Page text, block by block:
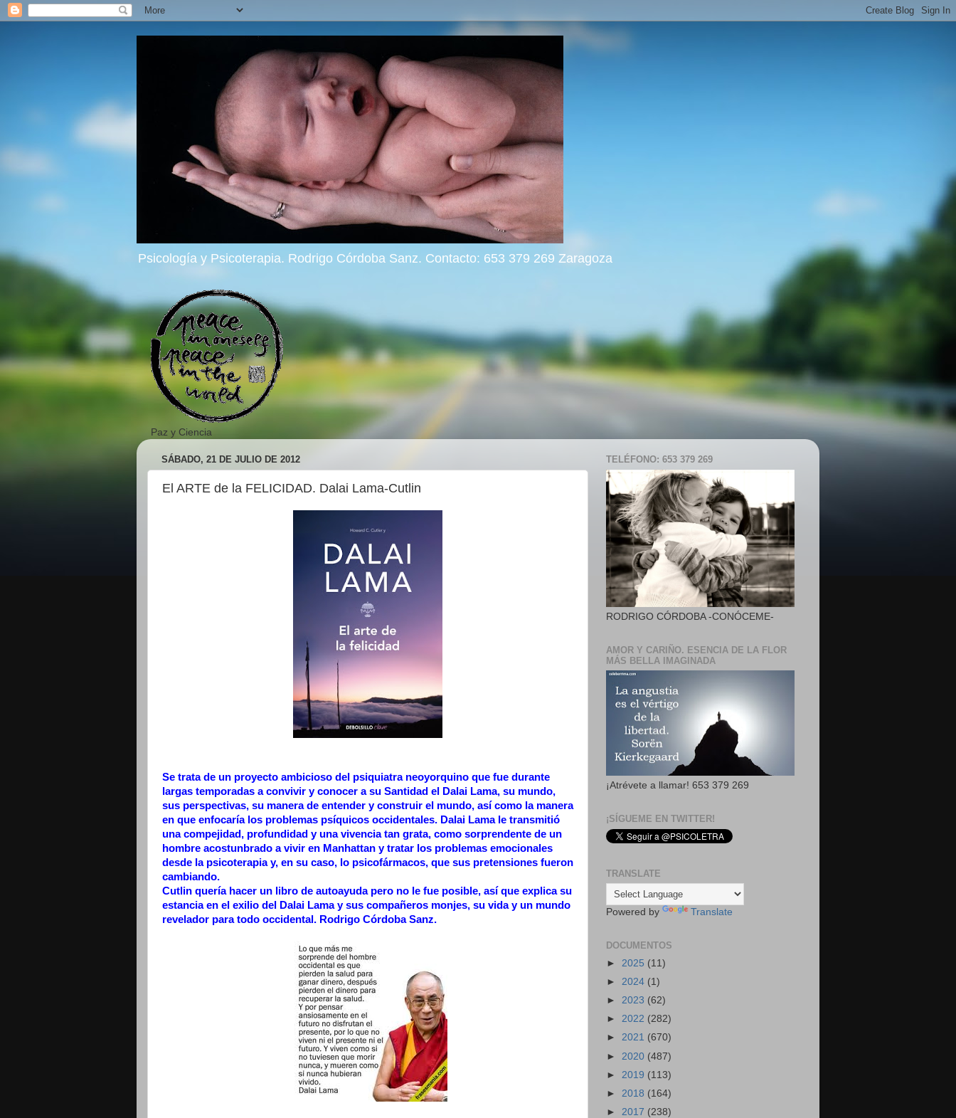
Psicología y Psicoterapia. Rodrigo Córdoba Sanz. Contacto: 653 379 269 Zaragoza
Paz y Ciencia
SÁBADO, 21 DE JULIO DE 2012
El ARTE de la FELICIDAD. Dalai Lama-Cutlin
Se trata de un proyecto ambicioso del psiquiatra neoyorquino que fue durante
largas temporadas a convivir y conocer a su Santidad el Dalai Lama, su mundo,
sus perspectivas, su manera de entender y construir el mundo, así como la manera
en que enfocaría los problemas psíquicos occidentales. Dalai Lama le transmitió
una compejidad, profundidad y una vivencia tan grata, como sorprendente de un
hombre acostunbrado a vivir en Manhattan y tratar los problemas emocionales
desde la psicoterapia y, en su caso, lo psicofármacos, que sus pretensiones fueron
cambiando.
Cutlin quería hacer un libro de autoayuda pero no le fue posible, así que explica su
estancia en el exilio del Dalai Lama y sus compañeros monjes, su vida y un mundo
revelador para todo occidental. Rodrigo Córdoba Sanz.
TELÉFONO: 653 379 269
RODRIGO CÓRDOBA -CONÓCEME-
AMOR Y CARIÑO. ESENCIA DE LA FLOR
MÁS BELLA IMAGINADA
¡Atrévete a llamar! 653 379 269
¡SÍGUEME EN TWITTER!
TRANSLATE
Powered by Translate
DOCUMENTOS
► 2025 (11)
► 2024 (1)
► 2023 (62)
► 2022 (282)
► 2021 (670)
► 2020 (487)
► 2019 (113)
► 2018 (164)
► 2017 (238)